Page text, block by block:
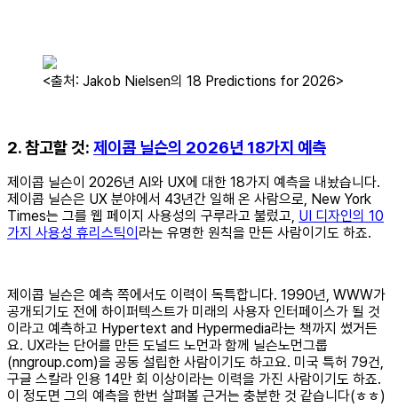
<출처: Jakob Nielsen의 18 Predictions for 2026>
2. 참고할 것: 제이콥 닐슨의 2026년 18가지 예측
제이콥 닐슨이 2026년 AI와 UX에 대한 18가지 예측을 내놨습니다.
제이콥 닐슨은 UX 분야에서 43년간 일해 온 사람으로, New York
Times는 그를 웹 페이지 사용성의 구루라고 불렀고, UI 디자인의 10
가지 사용성 휴리스틱이 라는 유명한 원칙을 만든 사람이기도 하죠.
제이콥 닐슨은 예측 쪽에서도 이력이 독특합니다. 1990년, WWW가
공개되기도 전에 하이퍼텍스트가 미래의 사용자 인터페이스가 될 것
이라고 예측하고 Hypertext and Hypermedia라는 책까지 썼거든
요. UX라는 단어를 만든 도널드 노먼과 함께 닐슨노먼그룹
(nngroup.com)을 공동 설립한 사람이기도 하고요. 미국 특허 79건,
구글 스칼라 인용 14만 회 이상이라는 이력을 가진 사람이기도 하죠.
이 정도면 그의 예측을 한번 살펴볼 근거는 충분한 것 같습니다(ㅎㅎ)